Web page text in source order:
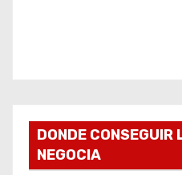
DONDE CONSEGUIR
NEGOCIA